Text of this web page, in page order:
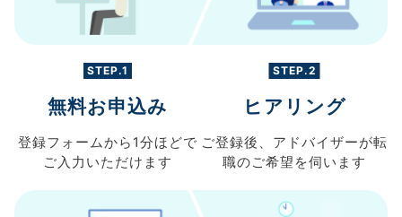
STEP.1
無料お申込み
登録フォームから 1分ほどで
ご入力 いただけます
STEP.2
ヒアリング
ご登録後、 アドバイザーが転
職のご希望を伺います